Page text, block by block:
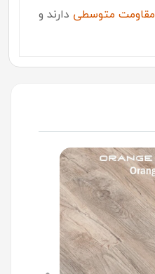
مقاومت متوسطی دارند و